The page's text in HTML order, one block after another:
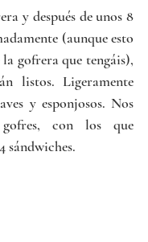
y después de unos 8
(aunque esto
gofrera que tengáis),
listos. Ligeramente
y esponjosos. Nos
con los que
sándwiches.